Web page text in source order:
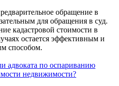
обращение в
для обращения в суд.
кадастровой стоимости в
остается эффективным и
способом.
адвоката по оспариванию
недвижимости?